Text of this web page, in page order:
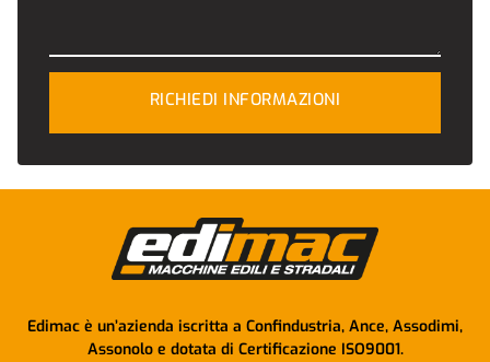
RICHIEDI INFORMAZIONI
Edimac è un’azienda iscritta a Confindustria, Ance, Assodimi,
Assonolo e dotata di Certificazione ISO9001.